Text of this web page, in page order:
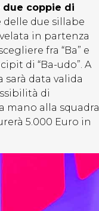
due coppie di
delle due sillabe
in partenza
fra “Ba” e
di “Ba-udo”. A
data valida
di
mano alla squadra
5.000 Euro in